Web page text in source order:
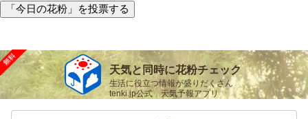
「今日の花粉」を投票する
天気と同時に花粉チェック
生活に役立つ情報が盛りだくさん
tenki.jp公式 天気予報アプリ